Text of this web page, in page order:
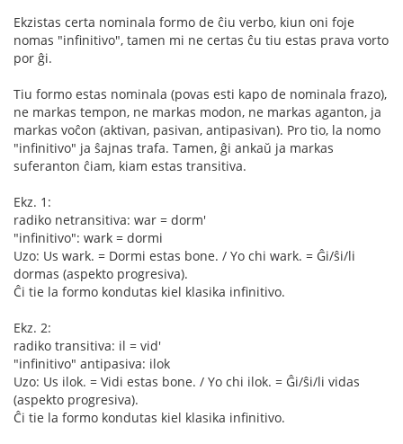
Ekzistas certa nominala formo de ĉiu verbo, kiun oni foje
nomas "infinitivo", tamen mi ne certas ĉu tiu estas prava vorto
por ĝi.
Tiu formo estas nominala (povas esti kapo de nominala frazo),
ne markas tempon, ne markas modon, ne markas aganton, ja
markas voĉon (aktivan, pasivan, antipasivan). Pro tio, la nomo
"infinitivo" ja ŝajnas trafa. Tamen, ĝi ankaŭ ja markas
suferanton ĉiam, kiam estas transitiva.
Ekz. 1:
radiko netransitiva: war = dorm'
"infinitivo": wark = dormi
Uzo: Us wark. = Dormi estas bone. / Yo chi wark. = Ĝi/ŝi/li
dormas (aspekto progresiva).
Ĉi tie la formo kondutas kiel klasika infinitivo.
Ekz. 2:
radiko transitiva: il = vid'
"infinitivo" antipasiva: ilok
Uzo: Us ilok. = Vidi estas bone. / Yo chi ilok. = Ĝi/ŝi/li vidas
(aspekto progresiva).
Ĉi tie la formo kondutas kiel klasika infinitivo.